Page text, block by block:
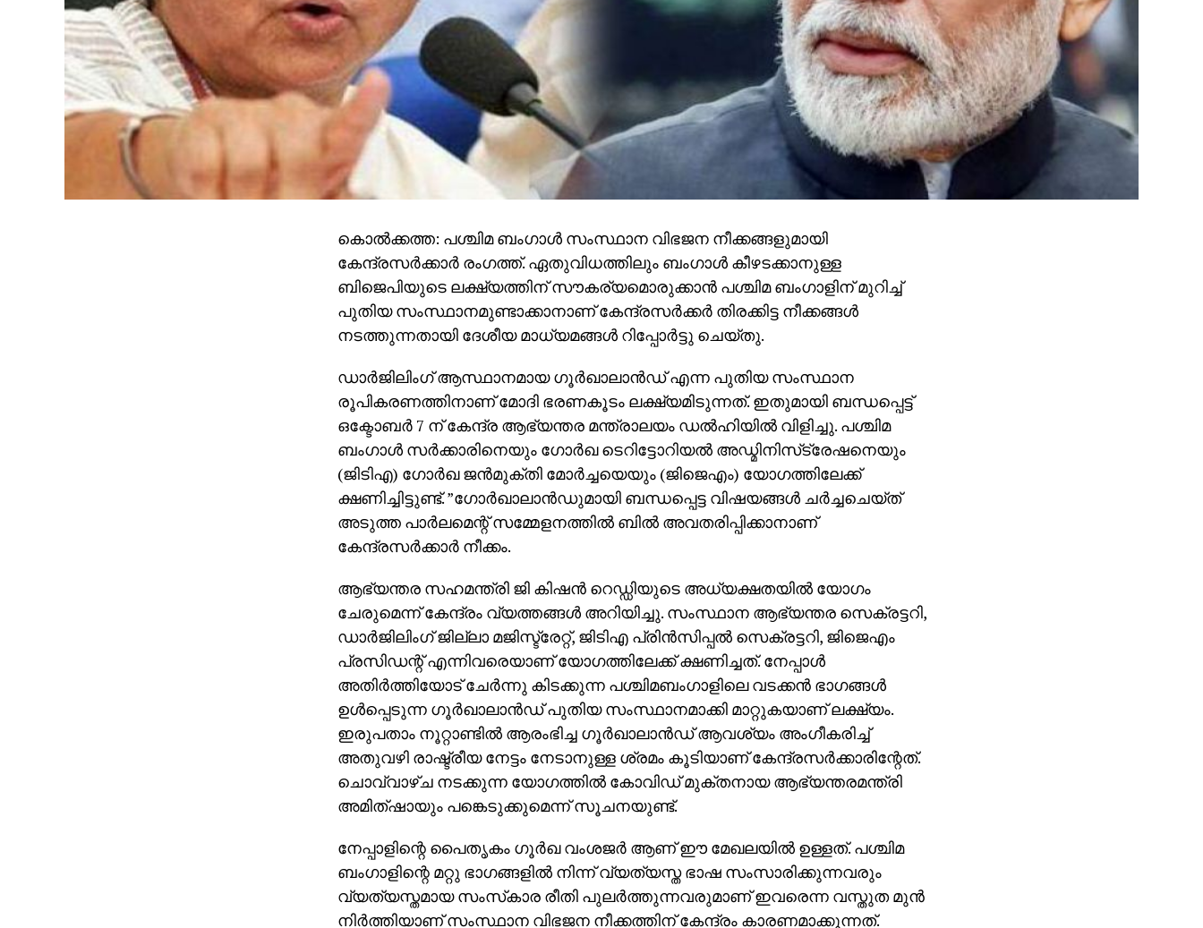
കൊല്‍ക്കത്ത: പശ്ചിമ ബംഗാള്‍ സംസ്ഥാന വിഭജന നീക്കങ്ങളുമായി
കേന്ദ്രസര്‍ക്കാര്‍ രംഗത്ത്. ഏതുവിധത്തിലും ബംഗാള്‍ കീഴടക്കാനുള്ള
ബിജെപിയുടെ ലക്ഷ്യത്തിന് സൗകര്യമൊരുക്കാന്‍ പശ്ചിമ ബംഗാളിന് മുറിച്ച്
പുതിയ സംസ്ഥാനമുണ്ടാക്കാനാണ് കേന്ദ്രസര്‍ക്കര്‍ തിരക്കിട്ട നീക്കങ്ങള്‍
നടത്തുന്നതായി ദേശീയ മാധ്യമങ്ങള്‍ റിപ്പോര്‍ട്ടു ചെയ്തു.
ഡാര്‍ജിലിംഗ് ആസ്ഥാനമായ ഗൂര്‍ഖാലാന്‍ഡ് എന്ന പുതിയ സംസ്ഥാന
രൂപികരണത്തിനാണ് മോദി ഭരണകൂടം ലക്ഷ്യമിടുന്നത്. ഇതുമായി ബന്ധപ്പെട്ട്
ഒക്ടോബര്‍ 7 ന് കേന്ദ്ര ആഭ്യന്തര മന്ത്രാലയം ഡല്‍ഹിയില്‍ വിളിച്ചു. പശ്ചിമ
ബംഗാള്‍ സര്‍ക്കാരിനെയും ഗോര്‍ഖ ടെറിട്ടോറിയല്‍ അഡ്മിനിസ്‌ട്രേഷനെയും
(ജിടിഎ) ഗോര്‍ഖ ജന്‍മുക്തി മോര്‍ച്ചയെയും (ജിജെഎം) യോഗത്തിലേക്ക്
ക്ഷണിച്ചിട്ടുണ്ട്. ”ഗോര്‍ഖാലാന്‍ഡുമായി ബന്ധപ്പെട്ട വിഷയങ്ങള്‍ ചര്‍ച്ചചെയ്ത്
അടുത്ത പാര്‍ലമെന്റ് സമ്മേളനത്തില്‍ ബില്‍ അവതരിപ്പിക്കാനാണ്
കേന്ദ്രസര്‍ക്കാര്‍ നീക്കം.
ആഭ്യന്തര സഹമന്ത്രി ജി കിഷന്‍ റെഡ്ഡിയുടെ അധ്യക്ഷതയില്‍ യോഗം
ചേരുമെന്ന് കേന്ദ്രം വ്യത്തങ്ങള്‍ അറിയിച്ചു. സംസ്ഥാന ആഭ്യന്തര സെക്രട്ടറി,
ഡാര്‍ജിലിംഗ് ജില്ലാ മജിസ്ട്രേറ്റ്, ജിടിഎ പ്രിന്‍സിപ്പല്‍ സെക്രട്ടറി, ജിജെഎം
പ്രസിഡന്റ് എന്നിവരെയാണ് യോഗത്തിലേക്ക് ക്ഷണിച്ചത്. നേപ്പാള്‍
അതിര്‍ത്തിയോട് ചേര്‍ന്നു കിടക്കുന്ന പശ്ചിമബംഗാളിലെ വടക്കന്‍ ഭാഗങ്ങള്‍
ഉള്‍പ്പെടുന്ന ഗൂര്‍ഖാലാന്‍ഡ് പുതിയ സംസ്ഥാനമാക്കി മാറ്റുകയാണ് ലക്ഷ്യം.
ഇരുപതാം നൂറ്റാണ്ടില്‍ ആരംഭിച്ച ഗൂര്‍ഖാലാന്‍ഡ് ആവശ്യം അംഗീകരിച്ച്
അതുവഴി രാഷ്ട്രീയ നേട്ടം നേടാനുള്ള ശ്രമം കൂടിയാണ് കേന്ദ്രസര്‍ക്കാരിന്റേത്.
ചൊവ്വാഴ്ച നടക്കുന്ന യോഗത്തില്‍ കോവിഡ് മുക്തനായ ആഭ്യന്തരമന്ത്രി
അമിത്ഷായും പങ്കെടുക്കുമെന്ന് സൂചനയുണ്ട്.
നേപ്പാളിന്റെ പൈതൃകം ഗൂര്‍ഖ വംശജര്‍ ആണ് ഈ മേഖലയില്‍ ഉള്ളത്. പശ്ചിമ
ബംഗാളിന്റെ മറ്റു ഭാഗങ്ങളില്‍ നിന്ന് വ്യത്യസ്ത ഭാഷ സംസാരിക്കുന്നവരും
വ്യത്യസ്തമായ സംസ്‌കാര രീതി പുലര്‍ത്തുന്നവരുമാണ് ഇവരെന്ന വസ്തുത മുന്‍
നിര്‍ത്തിയാണ് സംസ്ഥാന വിഭജന നീക്കത്തിന് കേന്ദ്രം കാരണമാക്കുന്നത്.